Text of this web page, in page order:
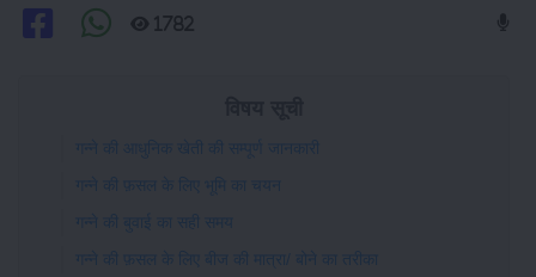
1782
गन्ने की आधुनिक खेती की सम्पूर्ण जानकारी
गन्ने की फ़सल के लिए भूमि का चयन
गन्ने की बुवाई का सही समय
गन्ने की फ़सल के लिए बीज की मात्रा/ बोने का तरीका